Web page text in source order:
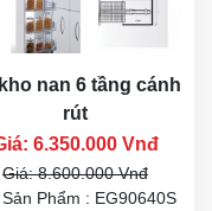
nan 6 tầng cánh
rút
6.350.000 Vnđ
Giá: 8.600.000 Vnđ
Phẩm : EG90640S